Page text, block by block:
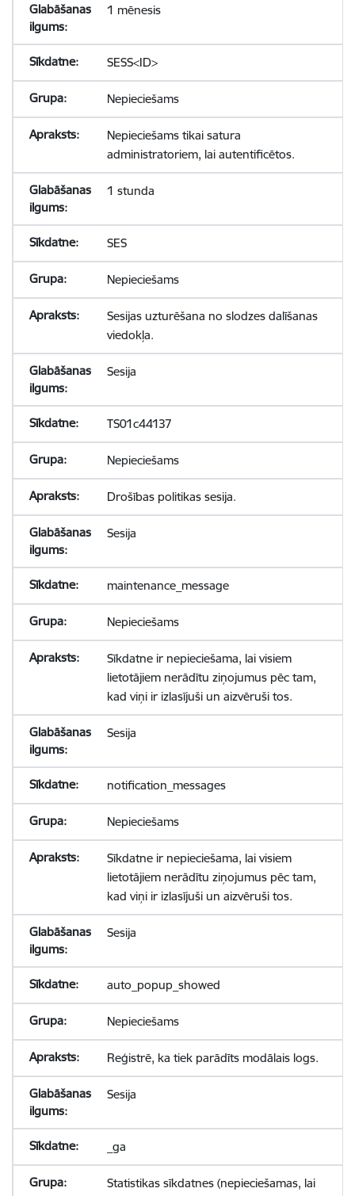
1 mēnesis
SESS<ID>
Nepieciešams
Nepieciešams tikai satura
administratoriem, lai autentificētos.
1 stunda
SES
Nepieciešams
Sesijas uzturēšana no slodzes dalīšanas
viedokļa.
Sesija
TS01c44137
Nepieciešams
Drošības politikas sesija.
Sesija
maintenance_message
Nepieciešams
Sīkdatne ir nepieciešama, lai visiem
lietotājiem nerādītu ziņojumus pēc tam,
kad viņi ir izlasījuši un aizvēruši tos.
Sesija
notification_messages
Nepieciešams
Sīkdatne ir nepieciešama, lai visiem
lietotājiem nerādītu ziņojumus pēc tam,
kad viņi ir izlasījuši un aizvēruši tos.
Sesija
auto_popup_showed
Nepieciešams
Reģistrē, ka tiek parādīts modālais logs.
Sesija
_ga
Statistikas sīkdatnes (nepieciešamas, lai